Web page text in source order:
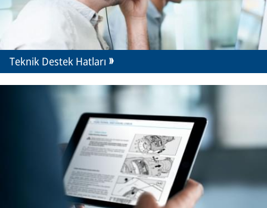
Teknik Destek Hatları